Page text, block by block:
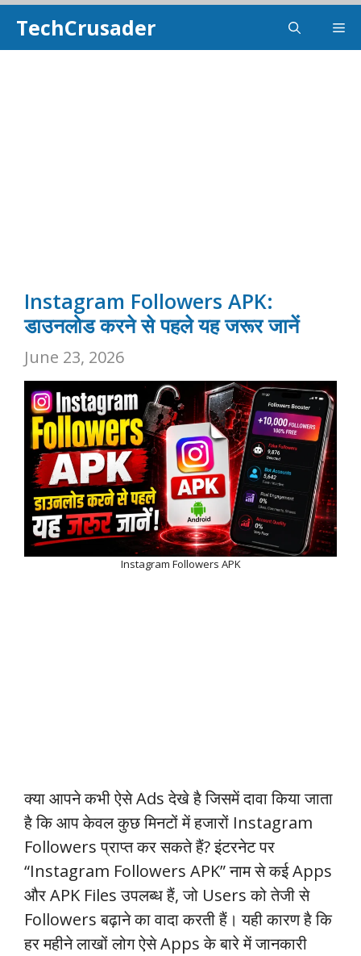
SkipTechCrusader
Instagram Followers APK:
डाउनलोड करने से पहले यह जरूर जानें
June 23, 2026
Instagram Followers APK
क्या आपने कभी ऐसे Ads देखे है जिसमें दावा किया जाता
है कि आप केवल कुछ मिनटों में हजारों Instagram
Followers प्राप्त कर सकते हैं? इंटरनेट पर
“Instagram Followers APK” नाम से कई Apps
और APK Files उपलब्ध हैं, जो Users को तेजी से
Followers बढ़ाने का वादा करती हैं। यही कारण है कि
हर महीने लाखों लोग ऐसे Apps के बारे में जानकारी